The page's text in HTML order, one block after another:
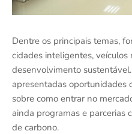
Dentre os principais temas,
cidades inteligentes, veículos
desenvolvimento
apresentadas oportunidades
sobre como entrar no
ainda programas e parcerias
de carbono.